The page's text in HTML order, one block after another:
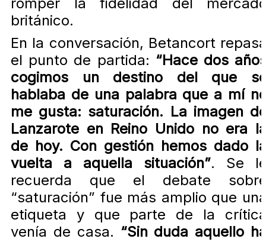
británico.
En la conversación, Betancort
el punto de partida: “Hace dos
cogimos un destino del que
hablaba de una palabra que a mí
me gusta: saturación. La imagen
Lanzarote en Reino Unido no era
de hoy. Con gestión hemos dado
vuelta a aquella situación”. Se
recuerda que el debate
“saturación” fue más amplio que
etiqueta y que parte de la
venía de casa. “Sin duda aquello